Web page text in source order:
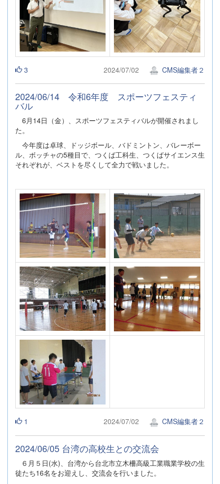
3 2024/07/02 CMS編集者２
2024/06/14 令和6年度 スポーツフェスティ
バル
6月14日（金）、スポーツフェスティバルが開催されまし
た。
今年度は卓球、ドッジボール、バドミントン、バレーボー
ル、ボッチャの5種目で、つくば工科生、つくばサイエンス生
それぞれが、ベストを尽くして全力で戦いました。
1 2024/07/02 CMS編集者２
2024/06/05 台湾の高校生との交流会
６月５日(水)、台湾から台北市立木柵高級工業職業学校の生
徒たち16名をお迎えし、交流会を行いました。